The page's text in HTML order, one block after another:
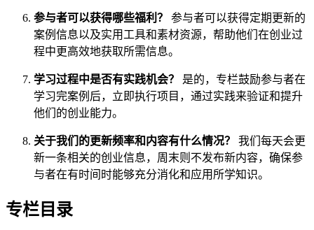
参与者可以获得哪些福利？
参与者可以获得定期更新的
案例信息以及实用工具和素材资源，帮助他们在创业过
程中更高效地获取所需信息。
学习过程中是否有实践机会？
是的，专栏鼓励参与者在
学习完案例后，立即执行项目，通过实践来验证和提升
他们的创业能力。
关于我们的更新频率和内容有什么情况？
我们每天会更
新一条相关的创业信息，周末则不发布新内容，确保参
与者在有时间时能够充分消化和应用所学知识。
专栏目录